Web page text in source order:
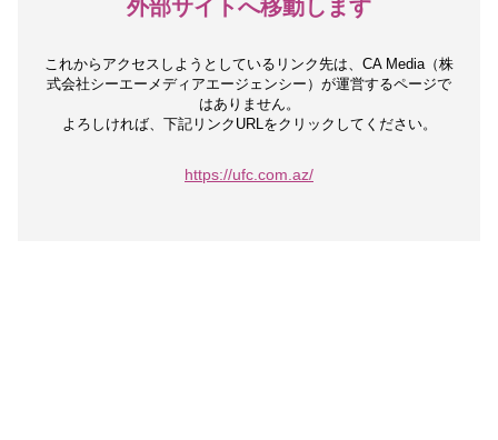
外部サイトへ移動します
これからアクセスしようとしているリンク先は、 CA Media（株
式会社シーエーメディアエージェンシー）が運営するページで
はありません。
よろしければ、下記リンクURLをクリックしてください。
https://ufc.com.az/